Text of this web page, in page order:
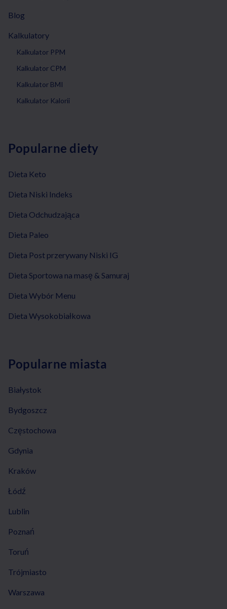
Blog
Kalkulatory
Kalkulator PPM
Kalkulator CPM
Kalkulator BMI
Kalkulator Kalorii
Popularne diety
Dieta Keto
Dieta Niski Indeks
Dieta Odchudzająca
Dieta Paleo
Dieta Post przerywany Niski IG
Dieta Sportowa na masę & Samuraj
Dieta Wybór Menu
Dieta Wysokobiałkowa
Popularne miasta
Białystok
Bydgoszcz
Częstochowa
Gdynia
Kraków
Łódź
Lublin
Poznań
Toruń
Trójmiasto
Warszawa